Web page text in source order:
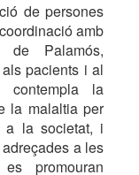
de persones
amb
de Palamós,
pacients i al
contempla la
la malaltia per
a la societat, i
a les
promouran